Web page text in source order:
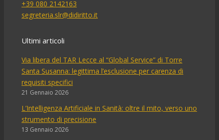
+39 080 2142163
segreteria.slr@didiritto.it
Ultimi articoli
Via libera del TAR Lecce al “Global Service” di Torre
Santa Susanna: legittima l’esclusione per carenza di
requisiti specifici
21 Gennaio 2026
L’Intelligenza Artificiale in Sanità: oltre il mito, verso uno
strumento di precisione
13 Gennaio 2026